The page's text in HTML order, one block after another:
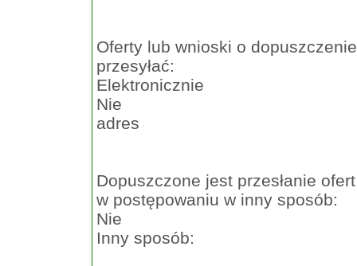
Oferty lub wnioski o
przesyłać:
Elektronicznie
Nie
adres
Dopuszczone jest przesłanie
w postępowaniu w inny sposób:
Nie
Inny sposób: